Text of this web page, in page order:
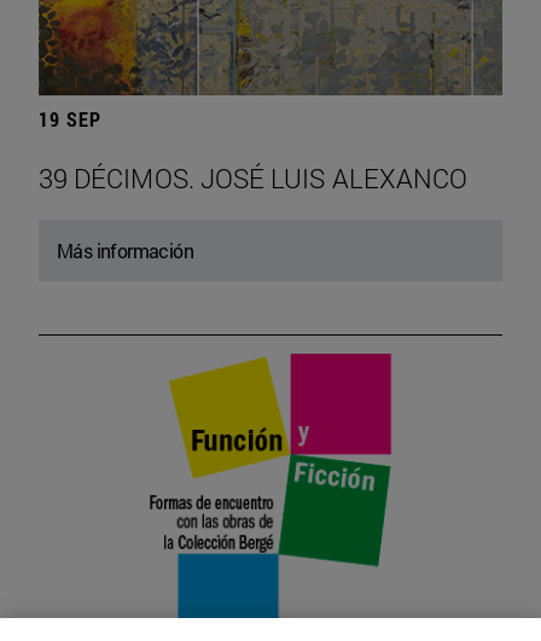
19 SEP
39 DÉCIMOS. JOSÉ LUIS ALEXANCO
Más información